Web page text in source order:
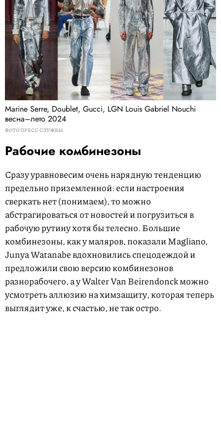
Marine Serre, Doublet, Gucci, LGN Louis Gabriel Nouchi
весна–лето 2024
ФОТО ПРЕСС-СЛУЖБЫ
Рабочие комбинезоны
Сразу уравновесим очень нарядную тенденцию
предельно приземленной: если настроения
сверкать нет (понимаем), то можно
абстрагироваться от новостей и погрузиться в
рабочую рутину хотя бы телесно. Большие
комбинезоны, как у маляров, показали Magliano,
Junya Watanabe вдохновились спецодеждой и
предложили свою версию комбинезонов
разнорабочего, а у Walter Van Beirendonck можно
усмотреть аллюзию на химзащиту, которая теперь
выглядит уже, к счастью, не так остро.